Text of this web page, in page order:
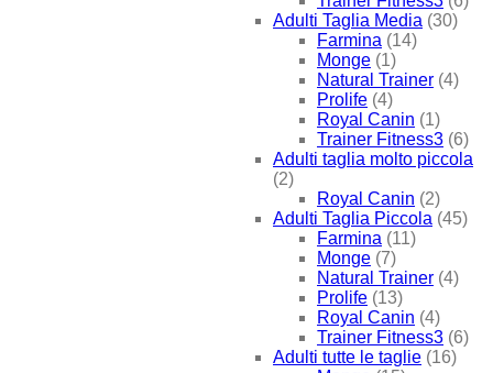
Adulti Taglia Media (30)
Farmina (14)
Monge (1)
Natural Trainer (4)
Prolife (4)
Royal Canin (1)
Trainer Fitness3 (6)
Adulti taglia molto piccola
(2)
Royal Canin (2)
Adulti Taglia Piccola (45)
Farmina (11)
Monge (7)
Natural Trainer (4)
Prolife (13)
Royal Canin (4)
Trainer Fitness3 (6)
Adulti tutte le taglie (16)